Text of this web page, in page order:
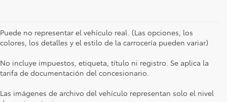
Puede no representar el vehículo real. (Las opciones, los
colores, los detalles y el estilo de la carrocería pueden variar)
No incluye impuestos, etiqueta, título ni registro. Se aplica la
tarifa de documentación del concesionario.
Las imágenes de archivo del vehículo representan solo el nivel